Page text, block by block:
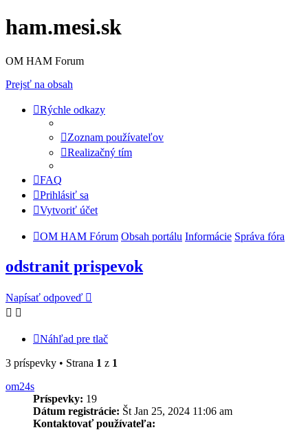
ham.mesi.sk
OM HAM Forum
Prejsť na obsah
Rýchle odkazy
Zoznam používateľov
Realizačný tím
FAQ
Prihlásiť sa
Vytvoriť účet
OM HAM Fórum Obsah portálu Informácie Správa fóra
odstranit prispevok
Napísať odpoveď
Náhľad pre tlač
3 príspevky • Strana 1 z 1
om24s
Príspevky: 19
Dátum registrácie: Št Jan 25, 2024 11:06 am
Kontaktovať používateľa: